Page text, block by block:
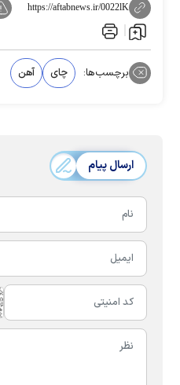
https://aftabnews.ir/0022lK
برچسب‌ها: چای آهن
ارسال پیام